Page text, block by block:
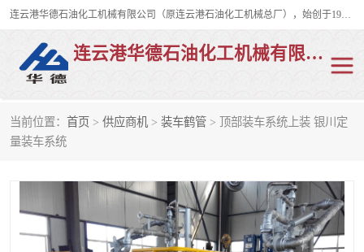
连云港华德石油化工机械有限公司（原连云港石油化工机械总厂），始创于1982年，是从事码头船用流体装卸臂、陆用流体装卸臂（鹤管）、活动梯、钢构平台、定量装车系统等全系列流体装卸设备的设计、制造、销售以及服务的专业供应商。
连云港华德石油化工机械有限公司
当前位置： 首页 > 供应商机 > 装车鹤管 > 顶部装车系统上装 银川定
量装车系统
陆用流体装卸臂
液氨鹤管 液氯鹤管
LNG鹤管 活动梯